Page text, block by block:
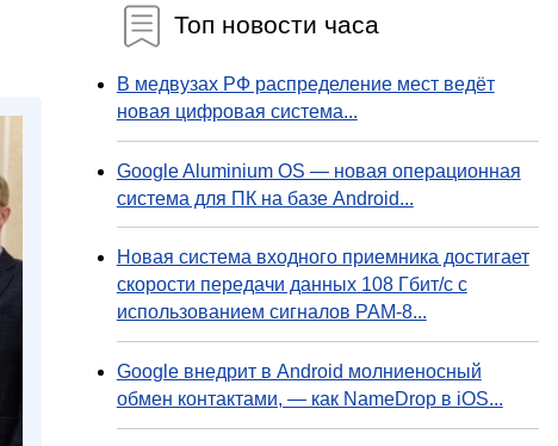
Топ новости часа
В медвузах РФ распределение мест ведёт
новая цифровая система...
Google Aluminium OS — новая операционная
система для ПК на базе Android...
Новая система входного приемника достигает
скорости передачи данных 108 Гбит/с с
использованием сигналов PAM-8...
Google внедрит в Android молниеносный
обмен контактами, — как NameDrop в iOS...